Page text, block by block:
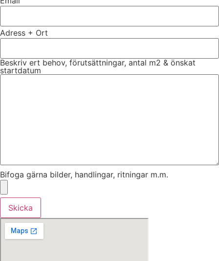
Adress + Ort
Beskriv ert behov, förutsättningar, antal m2 & önskat
startdatum
Bifoga gärna bilder, handlingar, ritningar m.m.
Skicka